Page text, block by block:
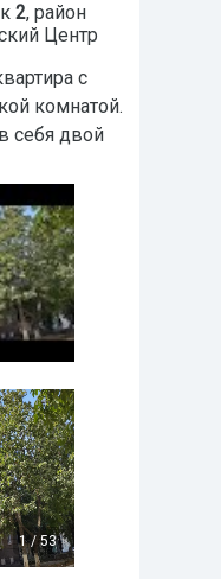
2, район
Центр
с
комнатой.
себя двой
1/53